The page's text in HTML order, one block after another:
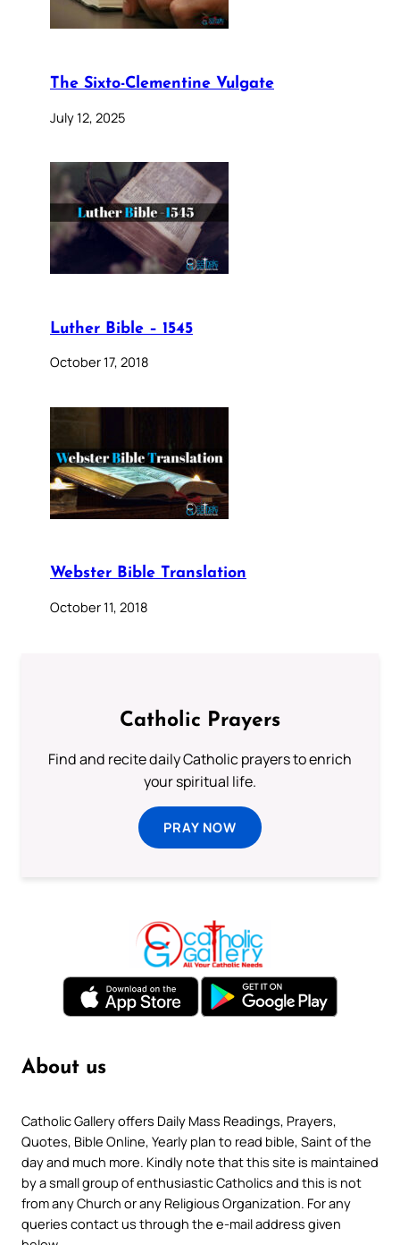
The Sixto-Clementine Vulgate
July 12, 2025
Luther Bible – 1545
October 17, 2018
Webster Bible Translation
October 11, 2018
Catholic Prayers
Find and recite daily Catholic prayers to enrich
your spiritual life.
PRAY NOW
About us
Catholic Gallery offers Daily Mass Readings, Prayers,
Quotes, Bible Online, Yearly plan to read bible, Saint of the
day and much more. Kindly note that this site is maintained
by a small group of enthusiastic Catholics and this is not
from any Church or any Religious Organization. For any
queries contact us through the e-mail address given